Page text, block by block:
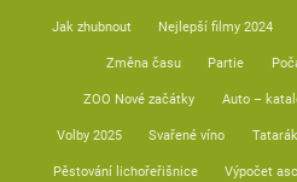
Jak zhubnout Nejlepší filmy 2024
Změna času Partie
ZOO Nové začátky Auto –
Volby 2025 Svařené víno
Pěstování lichořeřišnice Výpočet